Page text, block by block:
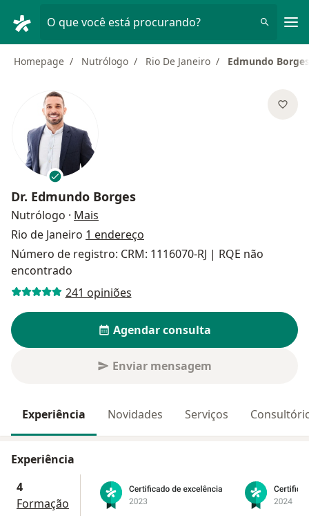
O que você está procurando?
Homepage Nutrólogo Rio De Janeiro Edmundo Borges
Dr. Edmundo Borges
Nutrólogo · Mais
Rio de Janeiro 1 endereço
Número de registro: CRM: 1116070-RJ | RQE não
encontrado
241 opiniões
Agendar consulta
Enviar mensagem
Experiência Novidades Serviços
Experiência
4
Formação